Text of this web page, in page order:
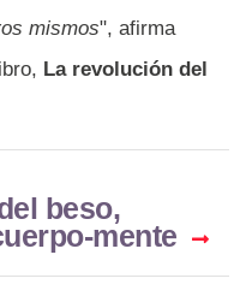
mismos", afirma
La revolución del
beso,
mente